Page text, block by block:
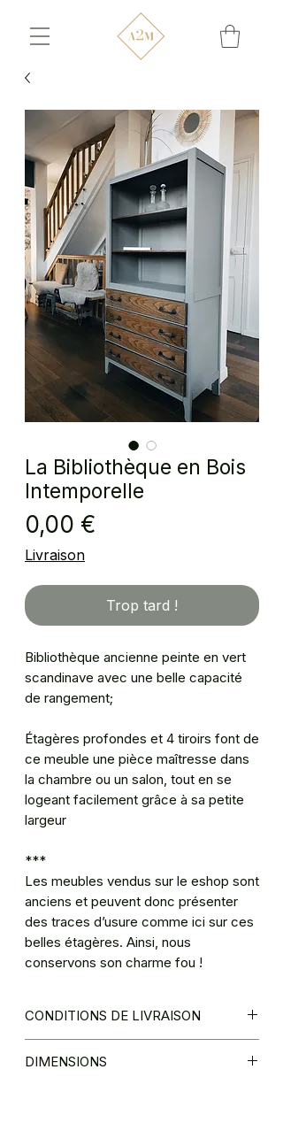
La Bibliothèque en Bois
Intemporelle
0,00 €
Livraison
Trop tard !
Bibliothèque ancienne peinte en vert
scandinave avec une belle capacité
de rangement;
Étagères profondes et 4 tiroirs font de
ce meuble une pièce maîtresse dans
la chambre ou un salon, tout en se
logeant facilement grâce à sa petite
largeur
***
Les meubles vendus sur le eshop sont
anciens et peuvent donc présenter
des traces d’usure comme ici sur ces
belles étagères. Ainsi, nous
conservons son charme fou !
CONDITIONS DE LIVRAISON
soins (92),
DIMENSIONS